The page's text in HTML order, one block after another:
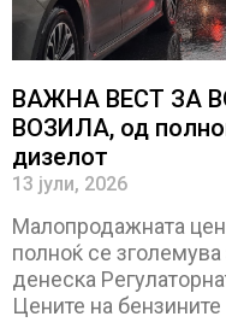
ВАЖНА ВЕСТ ЗА
ВОЗИЛА, од
дизелот
13 јули, 2026
Малопродажната
полноќ се
денеска
Цените на